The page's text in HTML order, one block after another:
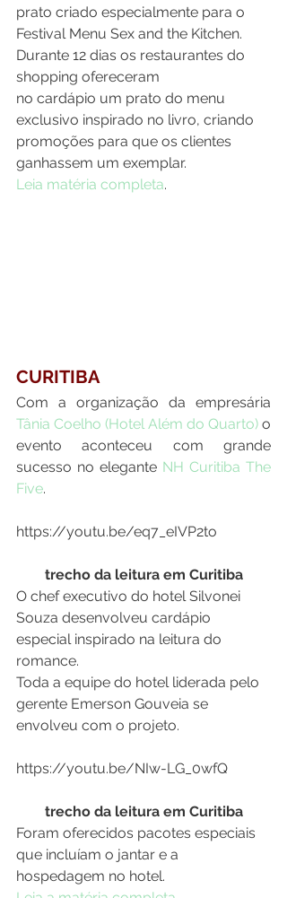
prato criado especialmente para o
Festival Menu Sex and the Kitchen.
Durante 12 dias os restaurantes do
shopping ofereceram
no cardápio um prato do menu
exclusivo inspirado no livro, criando
promoções para que os clientes
ganhassem um exemplar.
Leia matéria completa.
CURITIBA
Tânia Coelho (Hotel Além do Quarto) o
evento aconteceu com grande
sucesso no elegante NH Curitiba The
Five.
trecho da leitura em Curitiba
O chef executivo do hotel Silvonei
Souza desenvolveu cardápio
especial inspirado na leitura do
romance.
Toda a equipe do hotel liderada pelo
gerente Emerson Gouveia se
envolveu com o projeto.
trecho da leitura em Curitiba
Foram oferecidos pacotes especiais
que incluíam o jantar e a
hospedagem no hotel.